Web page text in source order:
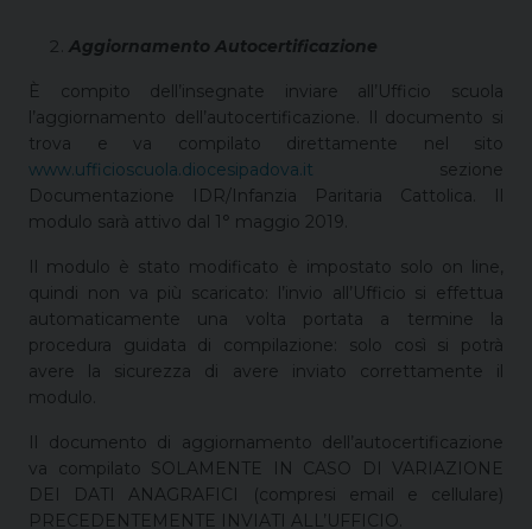
Aggiornamento Autocertificazione
È compito dell’insegnate inviare all’Ufficio scuola
l’aggiornamento dell’autocertificazione. Il documento si
trova e va compilato direttamente nel sito
www.ufficioscuola.diocesipadova.it sezione
Documentazione IDR/Infanzia Paritaria Cattolica. Il
modulo sarà attivo dal 1° maggio 2019.
Il modulo è stato modificato è impostato solo on line,
quindi non va più scaricato: l’invio all’Ufficio si effettua
automaticamente una volta portata a termine la
procedura guidata di compilazione: solo così si potrà
avere la sicurezza di avere inviato correttamente il
modulo.
Il documento di aggiornamento dell’autocertificazione
va compilato SOLAMENTE IN CASO DI VARIAZIONE
DEI DATI ANAGRAFICI (compresi email e cellulare)
PRECEDENTEMENTE INVIATI ALL’UFFICIO.